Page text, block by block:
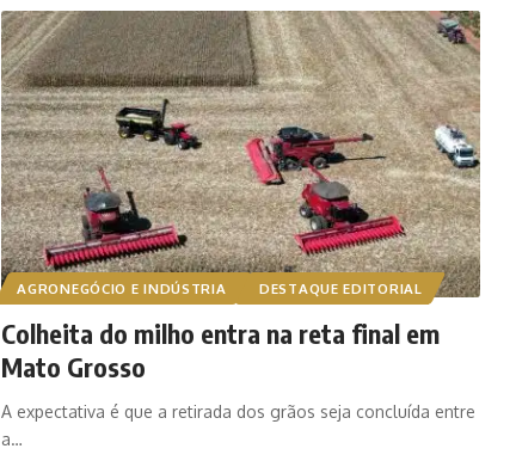
AGRONEGÓCIO E INDÚSTRIA DESTAQUE EDITORIAL
Colheita do milho entra na reta final em
Mato Grosso
A expectativa é que a retirada dos grãos seja concluída entre
a…